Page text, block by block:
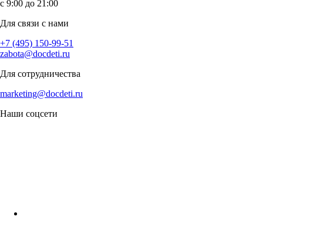
с 9:00 до 21:00
Для связи с нами
+7 (495) 150-99-51
zabota@docdeti.ru
Для сотрудничества
marketing@docdeti.ru
Наши соцсети